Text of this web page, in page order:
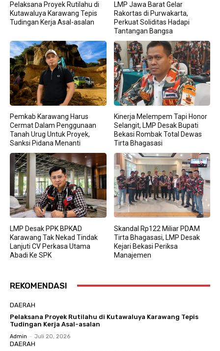
Pelaksana Proyek Rutilahu di
Kutawaluya Karawang Tepis
Tudingan Kerja Asal-asalan
LMP Jawa Barat Gelar
Rakortas di Purwakarta,
Perkuat Soliditas Hadapi
Tantangan Bangsa
Pemkab Karawang Harus
Cermat Dalam Penggunaan
Tanah Urug Untuk Proyek,
Sanksi Pidana Menanti
Kinerja Melempem Tapi Honor
Selangit, LMP Desak Bupati
Bekasi Rombak Total Dewas
Tirta Bhagasasi
LMP Desak PPK BPKAD
Karawang Tak Nekad Tindak
Lanjuti CV Perkasa Utama
Abadi Ke SPK
Skandal Rp122 Miliar PDAM
Tirta Bhagasasi, LMP Desak
Kejari Bekasi Periksa
Manajemen
REKOMENDASI
DAERAH
Pelaksana Proyek Rutilahu di Kutawaluya Karawang Tepis
Tudingan Kerja Asal-asalan
Admin - Juli 20, 2026
DAERAH